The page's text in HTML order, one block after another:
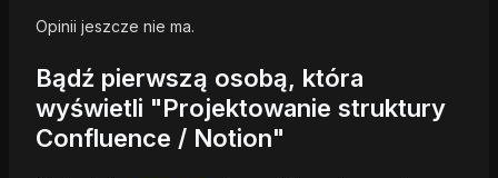
Opinii jeszcze nie ma.
Bądź pierwszą osobą, która
wyświetli "Projektowanie struktury
Confluence / Notion"